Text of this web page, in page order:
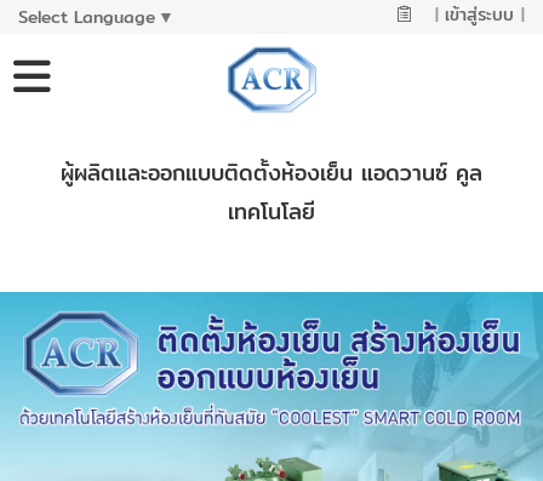
Select Language ▼ | เข้าสู่ระบบ |
ผู้ผลิตและออกแบบติดตั้งห้องเย็น แอดวานซ์ คูล
เทคโนโลยี